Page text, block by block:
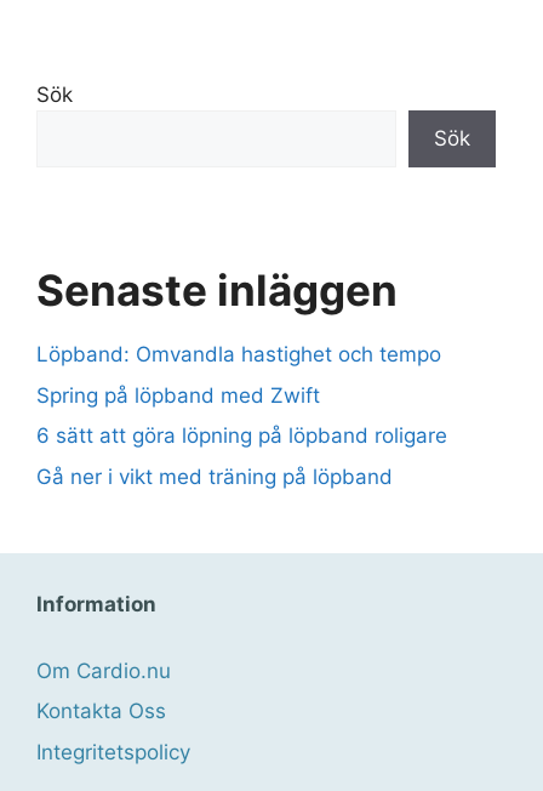
Sök
Sök
Senaste inläggen
Löpband: Omvandla hastighet och tempo
Spring på löpband med Zwift
6 sätt att göra löpning på löpband roligare
Gå ner i vikt med träning på löpband
Information
Om Cardio.nu
Kontakta Oss
Integritetspolicy